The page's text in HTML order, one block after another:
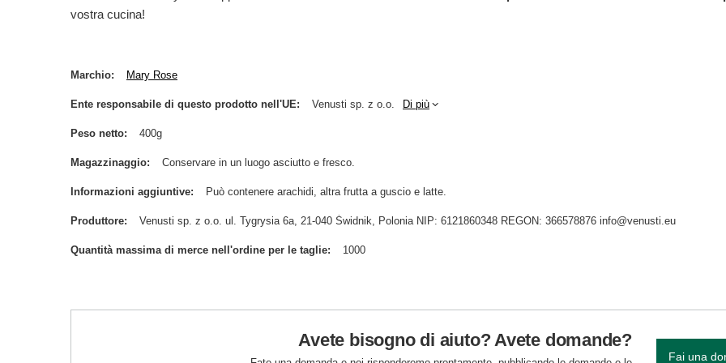
vostra cucina!
Marchio Mary Rose
Ente responsabile di questo prodotto nell'UE Venusti sp. z o.o. Di più
Peso netto 400g
Magazzinaggio Conservare in un luogo asciutto e fresco.
Informazioni aggiuntive Può contenere arachidi, altra frutta a guscio e latte.
Produttore Venusti sp. z o.o. ul. Tygrysia 6a, 21-040 Świdnik, Polonia NIP: 6121860348 REGON: 366578876 info@venusti.eu
Quantità massima di merce nell'ordine per le taglie 1000
Avete bisogno di aiuto? Avete domande?
Fai una